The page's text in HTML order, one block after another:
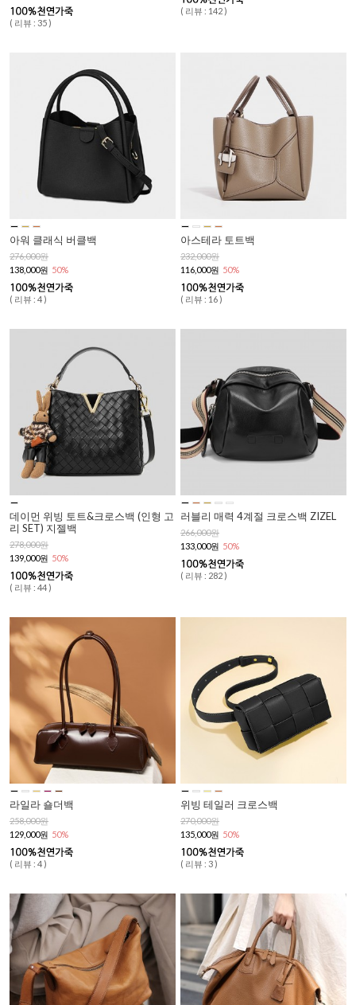
( 리뷰 : 35 )
( 리뷰 : 142 )
아워 클래식 버클백
276,000원
138,000원 50%
( 리뷰 : 4 )
아스테라 토트백
232,000원
116,000원 50%
( 리뷰 : 16 )
데이먼 위빙 토트&크로스백 (인형 고
리 SET) 지젤백
278,000원
139,000원 50%
( 리뷰 : 44 )
러블리 매력 4계절 크로스백 ZIZEL
266,000원
133,000원 50%
( 리뷰 : 282 )
라일라 숄더백
258,000원
129,000원 50%
( 리뷰 : 4 )
위빙 테일러 크로스백
270,000원
135,000원 50%
( 리뷰 : 3 )